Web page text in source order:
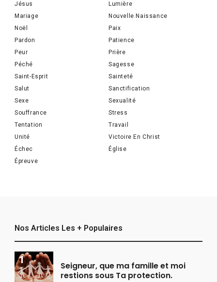
Jésus
Lumière
Mariage
Nouvelle Naissance
Noël
Paix
Pardon
Patience
Peur
Prière
Péché
Sagesse
Saint-Esprit
Sainteté
Salut
Sanctification
Sexe
Sexualité
Souffrance
Stress
Tentation
Travail
Unité
Victoire En Christ
Échec
Église
Épreuve
Nos Articles Les + Populaires
Seigneur, que ma famille et moi
restions sous Ta protection.